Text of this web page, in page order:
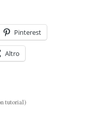
Pinterest
Altro
tutorial)